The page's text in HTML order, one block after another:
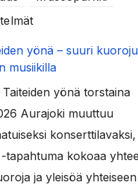
yönä – suuri
musiikilla
yönä torstaina
Aurajoki muuttuu
tapahtuma kokoaa
ja yleisöä yhteiseen